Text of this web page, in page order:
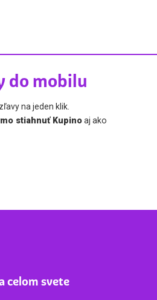
do mobilu
na jeden klik.
stiahnuť Kupinoaj ako
celom svete